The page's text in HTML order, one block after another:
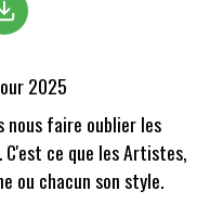
2025
nous faire oublier les
ce que les Artistes,
ou chacun son style.